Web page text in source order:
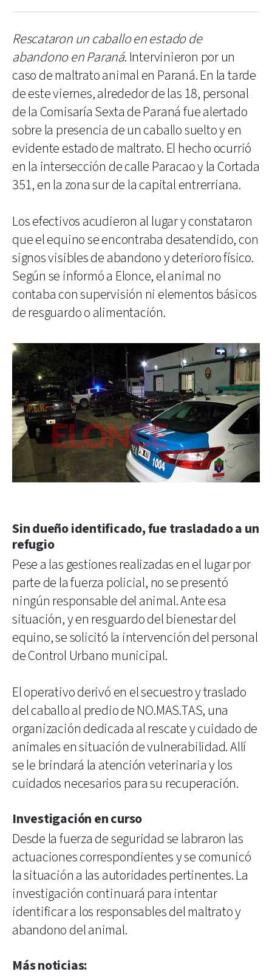
Rescataron un caballo en estado de
abandono en Paraná. Intervinieron por un
caso de maltrato animal en Paraná. En la tarde
de este viernes, alrededor de las 18, personal
de la Comisaría Sexta de Paraná fue alertado
sobre la presencia de un caballo suelto y en
evidente estado de maltrato. El hecho ocurrió
en la intersección de calle Paracao y la Cortada
351, en la zona sur de la capital entrerriana.
Los efectivos acudieron al lugar y constataron
que el equino se encontraba desatendido, con
signos visibles de abandono y deterioro físico.
Según se informó a Elonce, el animal no
contaba con supervisión ni elementos básicos
de resguardo o alimentación.
Sin dueño identificado, fue trasladado a un
refugio
Pese a las gestiones realizadas en el lugar por
parte de la fuerza policial, no se presentó
ningún responsable del animal. Ante esa
situación, y en resguardo del bienestar del
equino, se solicitó la intervención del personal
de Control Urbano municipal.
El operativo derivó en el secuestro y traslado
del caballo al predio de NO.MAS.TAS, una
organización dedicada al rescate y cuidado de
animales en situación de vulnerabilidad. Allí
se le brindará la atención veterinaria y los
cuidados necesarios para su recuperación.
Investigación en curso
Desde la fuerza de seguridad se labraron las
actuaciones correspondientes y se comunicó
la situación a las autoridades pertinentes. La
investigación continuará para intentar
identificar a los responsables del maltrato y
abandono del animal.
Más noticias: